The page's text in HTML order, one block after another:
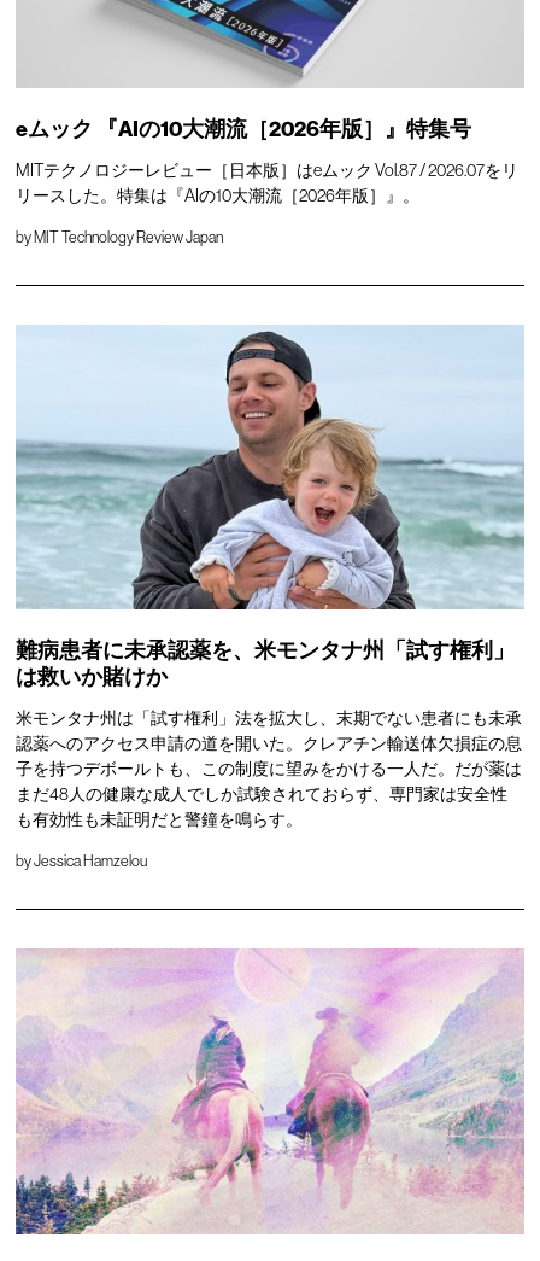
eムック 『AIの10大潮流［2026年版］』特集号
MITテクノロジーレビュー［日本版］はeムック Vol.87 / 2026.07をリ
リースした。特集は『AIの10大潮流［2026年版］』。
by MIT Technology Review Japan
難病患者に未承認薬を、米モンタナ州「試す権利」
は救いか賭けか
米モンタナ州は「試す権利」法を拡大し、末期でない患者にも未承
認薬へのアクセス申請の道を開いた。クレアチン輸送体欠損症の息
子を持つデボールトも、この制度に望みをかける一人だ。だが薬は
まだ48人の健康な成人でしか試験されておらず、専門家は安全性
も有効性も未証明だと警鐘を鳴らす。
byJessica Hamzelou